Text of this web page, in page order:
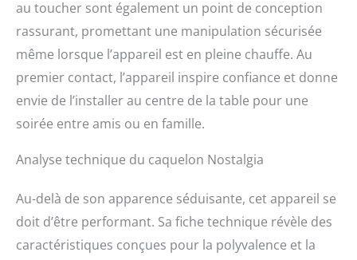
au toucher sont également un point de conception
rassurant, promettant une manipulation sécurisée
même lorsque l’appareil est en pleine chauffe. Au
premier contact, l’appareil inspire confiance et donne
envie de l’installer au centre de la table pour une
soirée entre amis ou en famille.
Analyse technique du caquelon Nostalgia
Au-delà de son apparence séduisante, cet appareil se
doit d’être performant. Sa fiche technique révèle des
caractéristiques conçues pour la polyvalence et la